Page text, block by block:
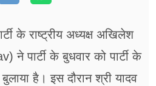
के राष्ट्रीय अध्यक्ष अखिलेश
ने पार्टी के बुधवार को पार्टी के
है। इस दौरान श्री यादव